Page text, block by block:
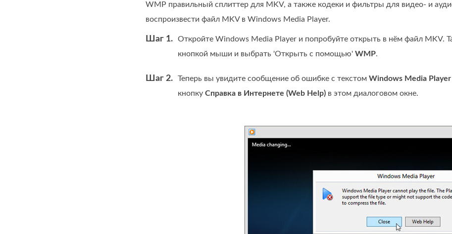
WMP правильный сплиттер для MKV, а также кодеки и фильтры для видео‑ и
воспроизвести файл MKV в Windows Media Player.
Шаг 1.
Откройте Windows Media Player и попробуйте открыть в нём файл MKV.
кнопкой мыши и выбрать 'Открыть с помощью' WMP.
Шаг 2. Теперь вы увидите сообщение об ошибке с текстом Windows Media
кнопку Справка в Интернете (Web Help) в этом диалоговом окне.